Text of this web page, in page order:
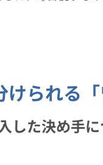
られる
した決め手に